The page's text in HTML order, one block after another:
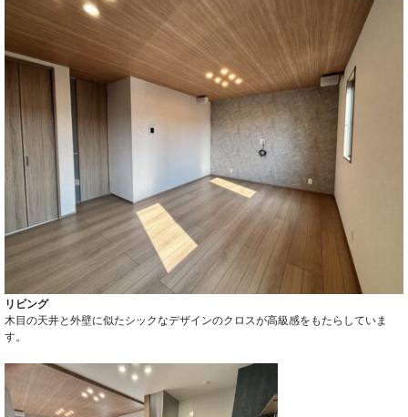
リビング
木目の天井と外壁に似たシックなデザインのクロスが高級感をもたらしていま
す。